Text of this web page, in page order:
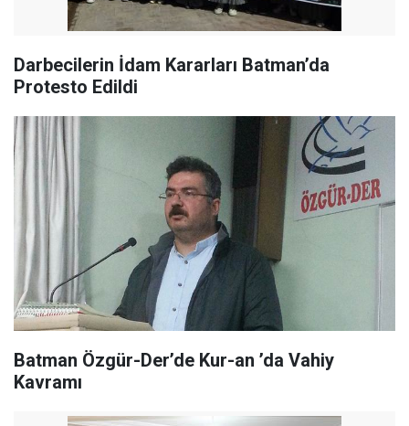
Darbecilerin İdam Kararları Batman’da
Protesto Edildi
Batman Özgür-Der’de Kur-an ’da Vahiy
Kavramı